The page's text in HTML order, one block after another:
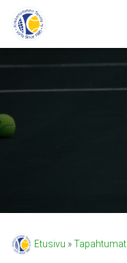
Etusivu »Tapahtumat